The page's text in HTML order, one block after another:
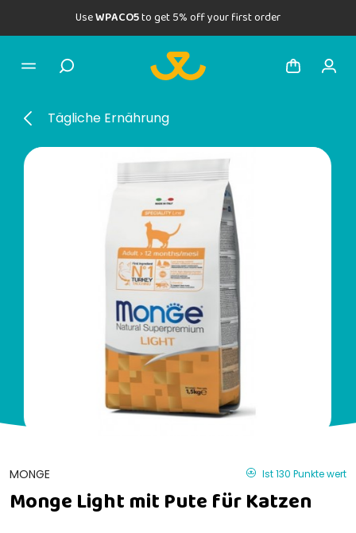
UseWPACO5to get 5% off your first order
Tägliche Ernährung
MONGE Ist 130 Punkte wert
Monge Light mit Pute für Katzen